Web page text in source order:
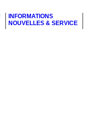
INFORMATIONS
NOUVELLES & SERVICE